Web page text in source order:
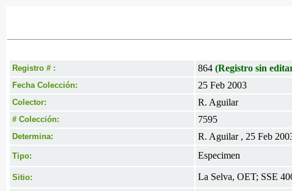
Registro # : 864 (Registro sin
Fecha Colección: 25 Feb 2003
Colector: R. Aguilar
# Colección: 7595
Determina: R. Aguilar , 25 Feb
Tipo: Especimen
Sitio: La Selva, OET; SSE